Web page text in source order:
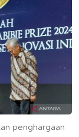
penghargaan